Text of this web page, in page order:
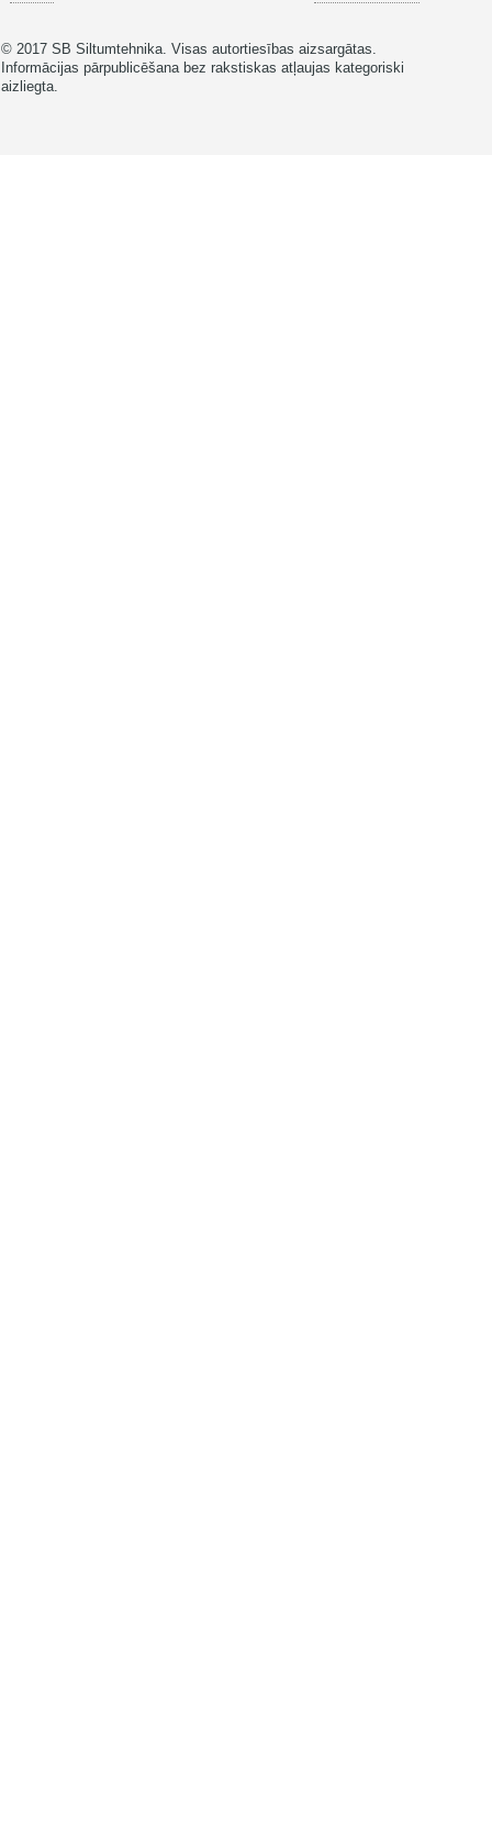
© 2017 SB Siltumtehnika. Visas autortiesības aizsargātas.
Informācijas pārpublicēšana bez rakstiskas atļaujas kategoriski
aizliegta.